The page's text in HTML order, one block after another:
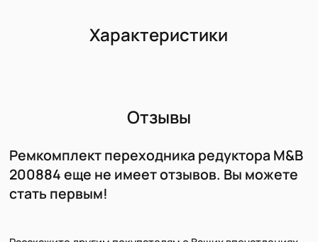
Характеристики
Отзывы
Ремкомплект переходника редуктора M&B
200884 еще не имеет отзывов. Вы можете
стать первым!